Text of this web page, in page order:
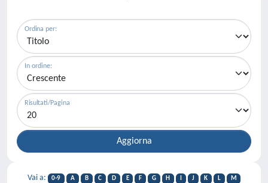
Ordina per:
In ordine:
Risultati/Pagina
Vai a: 0-9 A B C D E F G H J K L
M